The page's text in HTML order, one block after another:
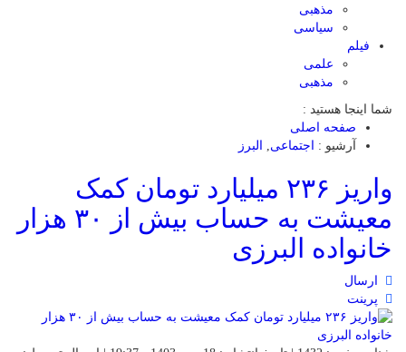
مذهبی
سیاسی
فیلم
علمی
مذهبی
شما اینجا هستید :
صفحه اصلی
آرشیو :
اجتماعی البرز
واریز ۲۳۶ میلیارد تومان کمک
معیشت به حساب بیش از ۳۰ هزار
خانواده البرزی
ارسال
پرینت